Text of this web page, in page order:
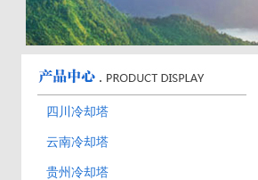
四川冷却塔
云南冷却塔
贵州冷却塔